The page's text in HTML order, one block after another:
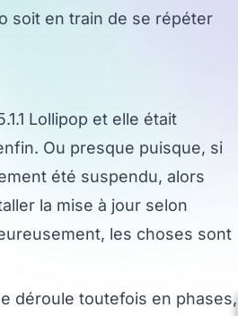
soit en train de se répéter
Lollipop et elle était
Ou presque puisque, si
été suspendu, alors
la mise à jour selon
les choses sont
déroule toutefois en phases,